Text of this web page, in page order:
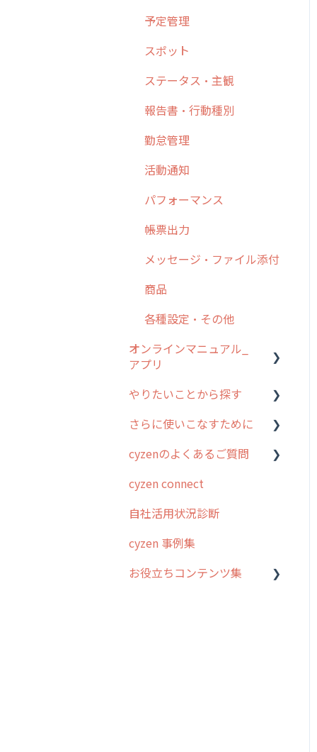
ついて
4. cyzen利用前の準備：シ
テム管理者編
6. 基本的な使い方：ユー
問集
8. 用語集
9. もっと便利に利用する
の使い方
【業界業種別】cyzen設定
方法
予定管理
スポット
ステータス・主観
報告書・行動種別
勤怠管理
活動通知
パフォーマンス
帳票出力
メッセージ・ファイル添付
商品
各種設定・その他
オンラインマニュアル_
アプリ
アプリの使い始め
ホーム画面
スポット
報告閲覧
予定
日報
履歴
やりたいことから探す
行動管理
勤怠管理
予定管理
スポット
ステータス・主観
報告書・行動種別
さらに使いこなすために
はじめに
スポット・ステータス関連
cyzenのよくあるご質問
ログインについて
グループ・ユーザーについ
cyzen connect
自社活用状況診断
cyzen 事例集
お役立ちコンテンツ集